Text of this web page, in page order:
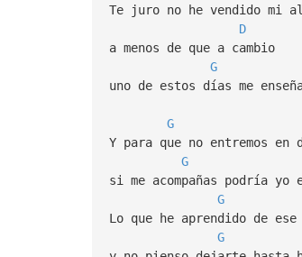
Te juro no he vendido mi
D
a menos de que a cambio
G
uno de estos días me
G
Y para que no entremos en
G
si me acompañas podría yo
G
Lo que he aprendido de
G